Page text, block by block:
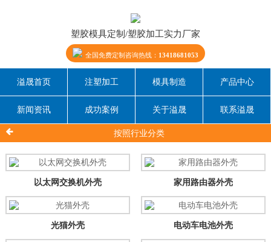
塑胶模具定制/塑胶加工实力厂家
全国免费定制咨询热线： 13418681053
溢晟首页 注塑加工 模具制造 产品中心
新闻资讯 成功案例 关于溢晟 联系溢晟
按照行业分类
以太网交换机外壳 家用路由器外壳
光猫外壳 电动车电池外壳